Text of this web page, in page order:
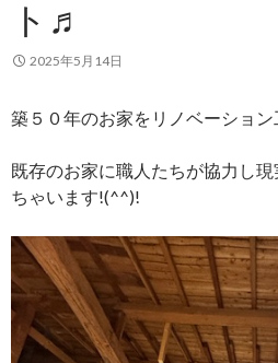
ト♬
2025年5月14日
築５０年のお家をリノベーショ
既存のお家に職人たちが協力し
ちゃいます!(^^)!